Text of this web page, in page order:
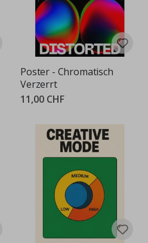
Poster - Chromatisch
Verzerrt
11,00 CHF